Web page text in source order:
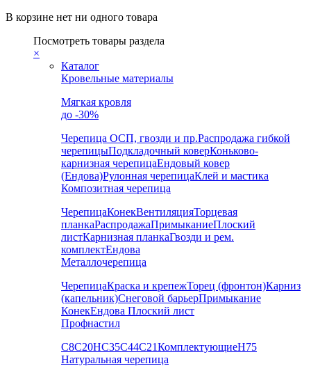
В корзине нет ни одного товара
Посмотреть товары раздела
×
Каталог
Кровельные материалы
Мягкая кровля
до -30%
Черепица ОСП, гвозди и пр.Распродажа гибкой
черепицыПодкладочный коверКоньково-
карнизная черепицаЕндовый ковер
(Ендова)Рулонная черепицаКлей и мастика
Композитная черепица
ЧерепицаКонекВентиляцияТорцевая
планкаРаспродажаПримыканиеПлоский
листКарнизная планкаГвозди и рем.
комплектЕндова
Металлочерепица
ЧерепицаКраска и крепежТорец (фронтон)Карниз
(капельник)Снеговой барьерПримыкание
КонекЕндова Плоский лист
Профнастил
С8С20НС35С44С21КомплектующиеН75
Натуральная черепица